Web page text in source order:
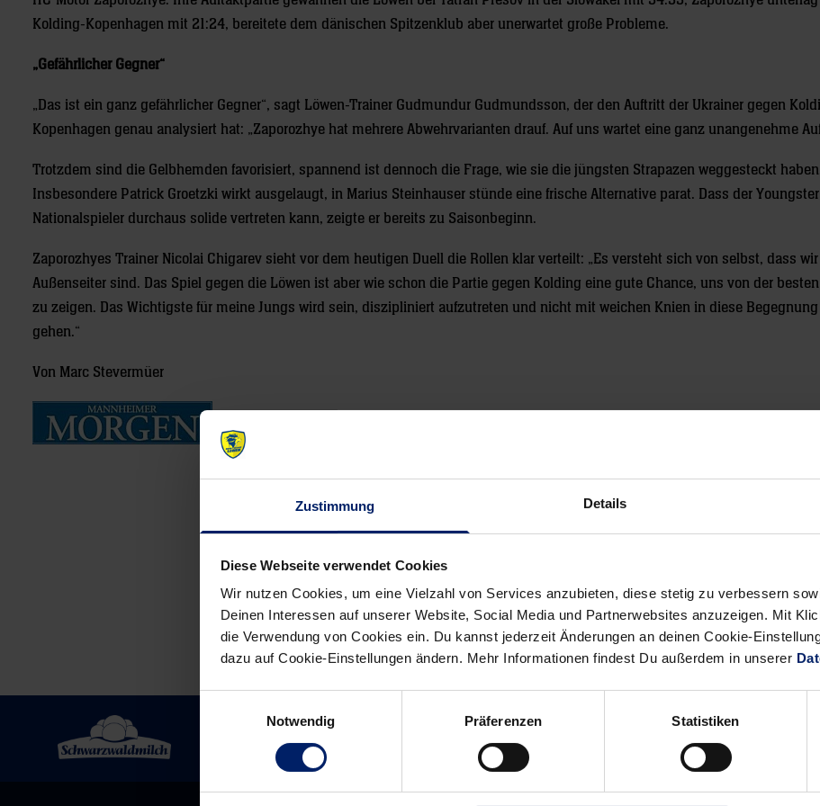
Zustimmung Details
Diese Webseite verwendet Cookies
Wir nutzen Cookies, um eine Vielzahl von Services anzubieten, diese stetig zu verbessern
Deinen Interessen auf unserer Website, Social Media und Partnerwebsites anzuzeigen. Mit
die Verwendung von Cookies ein. Du kannst jederzeit Änderungen an deinen Cookie-
dazu auf Cookie-Einstellungen ändern. Mehr Informationen findest Du außerdem in unserer
Einwilligungsauswahl
Notwendig
Präferenzen Statistiken
Kolding-Kopenhagen mit 21:24, bereitete dem dänischen Spitzenklub aber unerwartet große Probleme.
„Gefährlicher Gegner“
„Das ist ein ganz gefährlicher Gegner“, sagt Löwen-Trainer Gudmundur Gudmundsson, der den Auftritt der Ukrainer gegen
Kopenhagen genau analysiert hat: „Zaporozhye hat mehrere Abwehrvarianten drauf. Auf uns wartet eine ganz unangenehme
Trotzdem sind die Gelbhemden favorisiert, spannend ist dennoch die Frage, wie sie die jüngsten Strapazen weggesteckt
Insbesondere Patrick Groetzki wirkt ausgelaugt, in Marius Steinhauser stünde eine frische Alternative parat. Dass der
Nationalspieler durchaus solide vertreten kann, zeigte er bereits zu Saisonbeginn.
Zaporozhyes Trainer Nicolai Chigarev sieht vor dem heutigen Duell die Rollen klar verteilt: „Es versteht sich von selbst, dass
Außenseiter sind. Das Spiel gegen die Löwen ist aber wie schon die Partie gegen Kolding eine gute Chance, uns von der
zu zeigen. Das Wichtigste für meine Jungs wird sein, diszipliniert aufzutreten und nicht mit weichen Knien in diese
gehen.“
Von Marc Stevermüer
mal
nur
20
zur
Halle“-
Vor
Spiel
gegen
Alle News anzeigen
Richtung
Viertelfinale
stellen
Zeitung)